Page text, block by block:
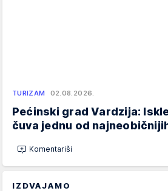
TURIZAM 02.08.2026.
Pećinski grad Vardzija:
čuva jednu od
Komentariši
IZDVAJAMO